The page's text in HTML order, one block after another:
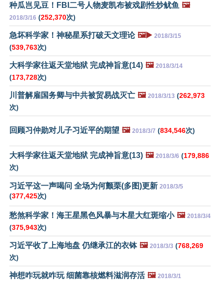
种瓜岂见豆！FBI二号人物麦凯布被戏剧性炒鱿鱼 🖼️
2018/3/16 (252,370次)
急坏科学家！神秘星系打破天文理论 🖼️▶️ 2018/3/15
(539,763次)
大科学家往返天堂地狱 完成神旨意(14) 🖼️ 2018/3/14
(173,728次)
川普解雇国务卿与中共被贸易战灭亡 🖼️ 2018/3/13 (262,973
次)
回顾习仲勋对儿子习近平的期望 🖼️ 2018/3/7 (834,546次)
大科学家往返天堂地狱 完成神旨意(13) 🖼️ 2018/3/6 (179,886
次)
习近平这一声喝问 全场为何颤栗(多图)更新 2018/3/5
(377,425次)
愁煞科学家！海王星黑色风暴与木星大红斑缩小 🖼️ 2018/3/4
(375,943次)
习近平收了上海地盘 仍继承江的衣钵 🖼️ 2018/3/3 (768,269
次)
神想咋玩就咋玩 细菌靠核燃料滋润存活 🖼️ 2018/3/1